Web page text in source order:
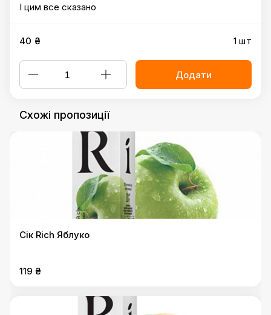
І цим все сказано
40 ₴ 1 шт
Додати
Схожі пропозиції
Сік Rich Яблуко
119 ₴